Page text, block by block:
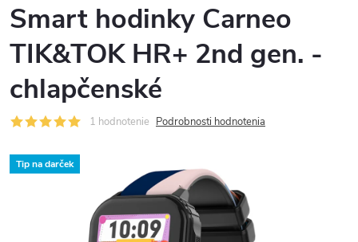
Smart hodinky Carneo
TIK&TOK HR+ 2nd gen. -
chlapčenské
1 hodnotenie Podrobnosti hodnotenia
Tip na darček